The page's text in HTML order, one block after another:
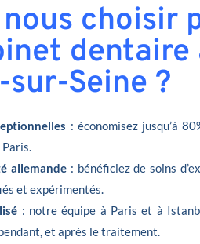
choisir
dentaire
Seine ?
: économisez jusqu’à
allemande: bénéficiez de soins
et expérimentés.
: notre équipe à Paris et à
et après le traitement.